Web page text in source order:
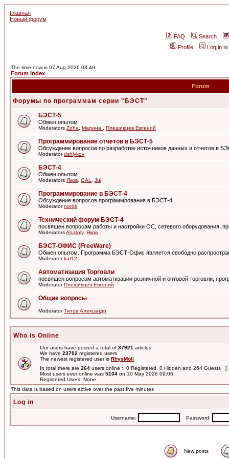
Главная
Новый форум
FAQ
Search
Profile
Log in
The time now is 07 Aug 2026 03:49
Forum Index
Forum
Форумы по программам серии "БЭСТ"
БЭСТ-5
Обмен опытом
Moderators Zoha Марина. Плешивцев Евгений
Программирование отчетов в БЭСТ-5
Обсуждение вопросов по разработке источников данных и отчетов в
Moderatordshlykov
БЭСТ-4
Обмен опытом
Moderators Яков GAL Jul
Программирование в БЭСТ-4
Обсуждение вопросов программрования в БЭСТ-4
Moderatornordk
Технический форум БЭСТ-4
посвящен вопросам работы и настройки ОС, сетевого оборудования,
ModeratorsAnatoly, Яков
БЭСТ-ОФИС (FreeWare)
Обмен опытом. Программа БЭСТ-Офис является свободно
Moderatorkat12
Автоматизация Торговли
посвящен вопросам автоматизации розничной и оптовой торговли,
ModeratorПлешивцев Евгений
Общие вопросы
ModeratorТитов Александр
Who is Online
Our users have posted a total of 37921 articles
We have 23702 registered users
The newest registered user is RhysMoli
In total there are 264 users online :: 0 Registered, 0 Hidden and 264 Guests [
Most users ever online was 5104 on 10 May 2026 09:05
Registered Users: None
This data is based on users active over the past five minutes
Log in
Username: Password:
New posts